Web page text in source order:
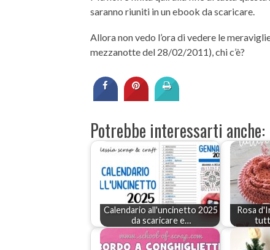
saranno riuniti in un ebook da scaricare.
Allora non vedo l’ora di vedere le
mezzanotte del 28/02/2011), chi c’è?
Potrebbe interessarti anche:
Calendario all'uncinetto 2025
da scaricare e…
Rosa